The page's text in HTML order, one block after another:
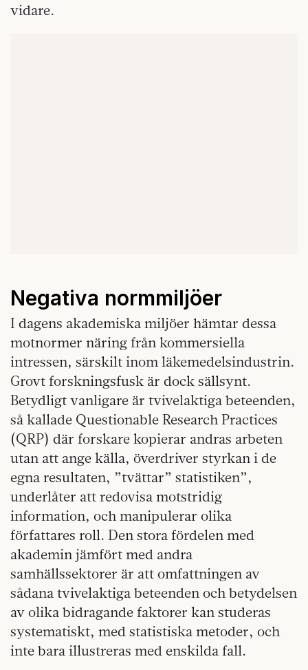
vidare.
Negativa normmiljöer
I dagens akademiska miljöer hämtar dessa
motnormer näring från kommersiella
intressen, särskilt inom läkemedelsindustrin.
Grovt forskningsfusk är dock sällsynt.
Betydligt vanligare är tvivelaktiga beteenden,
så kallade Questionable Research Practices
(QRP) där forskare kopierar andras arbeten
utan att ange källa, överdriver styrkan i de
egna resultaten, ”tvättar” statistiken”,
underlåter att redovisa motstridig
information, och manipulerar olika
författares roll. Den stora fördelen med
akademin jämfört med andra
samhällssektorer är att omfattningen av
sådana tvivelaktiga beteenden och betydelsen
av olika bidragande faktorer kan studeras
systematiskt, med statistiska metoder, och
inte bara illustreras med enskilda fall.